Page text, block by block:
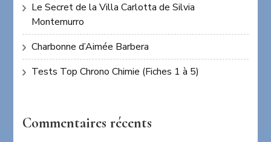
Le Secret de la Villa Carlotta de Silvia
Montemurro
Charbonne d’Aimée Barbera
Tests Top Chrono Chimie (Fiches 1 à 5)
Commentaires récents